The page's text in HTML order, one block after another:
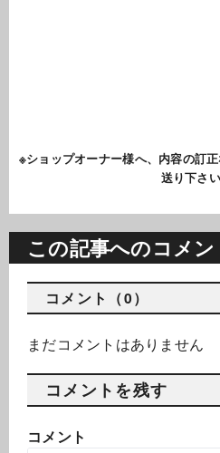
※ショップオーナー様へ、内容の訂
送り下さ
この記事へのコメン
コメント（0）
まだコメントはありません
コメントを残す
コメント